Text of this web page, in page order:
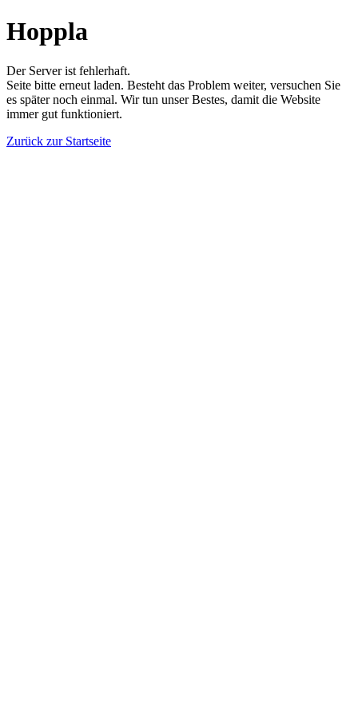
Hoppla
Der Server ist fehlerhaft.
Seite bitte erneut laden. Besteht das Problem weiter, versuchen Sie
es später noch einmal. Wir tun unser Bestes, damit die Website
immer gut funktioniert.
Zurück zur Startseite